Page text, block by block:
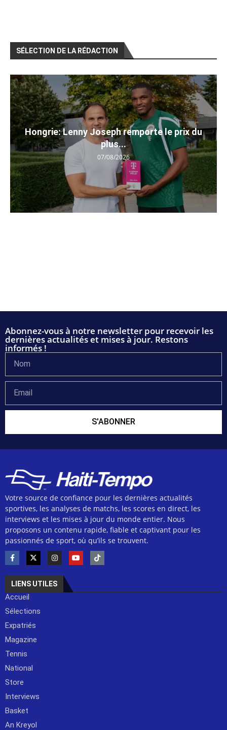
SÉLECTION DE LA RÉDACTION
Hongrie: Lenny Joseph remporte le prix du
plus...
07/08/2026
Abonnez-vous à notre newsletter pour recevoir les
dernières actualités et mises à jour. Restons
informés !
S'ABONNER
Votre source de confiance pour les dernières actualités
sportives, les analyses de matchs, les scores en direct, les
interviews et les mises à jour du monde entier. Nous
proposons un contenu rapide, fiable et captivant pour les
passionnés de sport, où qu’ils se trouvent.
LIENS UTILES
Accueil
Sélections
Expatriés
Magazine
Tennis
National
Store
Interviews
Basket
An Kreyol